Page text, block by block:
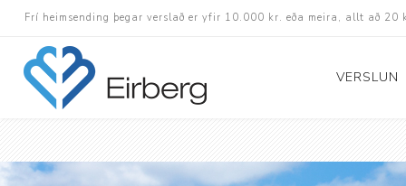
Frí heimsending þegar verslað er yfir 10.000 kr. eða meira, allt að 20
VERSLUN